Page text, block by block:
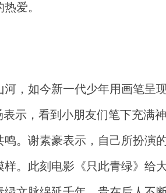
爱。
，如今新一代少年用画笔呈
表示，看到小朋友们笔下充满
。谢素豪表示，自己所扮演
。此刻电影《只此青绿》给